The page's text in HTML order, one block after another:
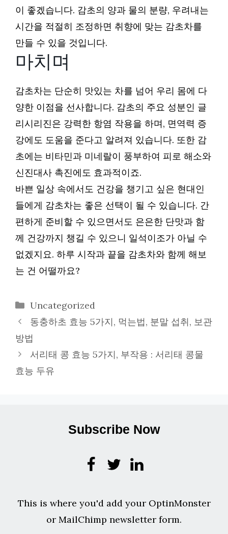
이 좋겠습니다. 감초의 양과 물의 분량, 우려내는
시간을 적절히 조정하면 취향에 맞는 감초차를
만들 수 있을 것입니다.
마치며
감초차는 단순히 맛있는 차를 넘어 우리 몸에 다
양한 이점을 선사합니다. 감초의 주요 성분인 글
리시리진은 강력한 항염 작용을 하며, 면역력 증
강에도 도움을 준다고 알려져 있습니다. 또한 감
초에는 비타민과 미네랄이 풍부하여 피로 해소와
신진대사 촉진에도 효과적이죠.
바쁜 일상 속에서도 건강을 챙기고 싶은 현대인
들에게 감초차는 좋은 선택이 될 수 있습니다. 간
편하게 준비할 수 있으면서도 은은한 단맛과 함
께 건강까지 챙길 수 있으니 일석이조가 아닐 수
없겠지요. 하루 시작과 끝을 감초차와 함께 해보
는 건 어떨까요?
카
테
고
리
Uncategorized
동충하초 효능 5가지, 먹는법, 분말 섭취, 보관
방법
서리태 콩 효능 5가지, 부작용 : 서리태 콩물
효능 두유
Subscribe Now
This is where you'd add your OptinMonster
or MailChimp newsletter form.